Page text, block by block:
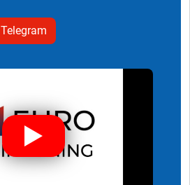
Telegram